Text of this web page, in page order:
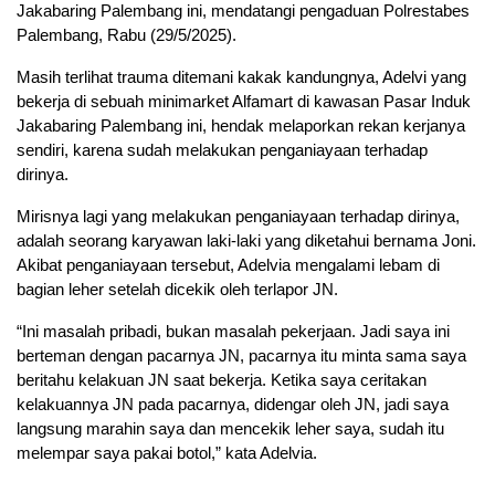
Jakabaring Palembang ini, mendatangi pengaduan Polrestabes
Palembang, Rabu (29/5/2025).
Masih terlihat trauma ditemani kakak kandungnya, Adelvi yang
bekerja di sebuah minimarket Alfamart di kawasan Pasar Induk
Jakabaring Palembang ini, hendak melaporkan rekan kerjanya
sendiri, karena sudah melakukan penganiayaan terhadap
dirinya.
Mirisnya lagi yang melakukan penganiayaan terhadap dirinya,
adalah seorang karyawan laki-laki yang diketahui bernama Joni.
Akibat penganiayaan tersebut, Adelvia mengalami lebam di
bagian leher setelah dicekik oleh terlapor JN.
“Ini masalah pribadi, bukan masalah pekerjaan. Jadi saya ini
berteman dengan pacarnya JN, pacarnya itu minta sama saya
beritahu kelakuan JN saat bekerja. Ketika saya ceritakan
kelakuannya JN pada pacarnya, didengar oleh JN, jadi saya
langsung marahin saya dan mencekik leher saya, sudah itu
melempar saya pakai botol,” kata Adelvia.